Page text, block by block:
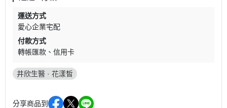
運送方式
愛心企業宅配
付款方式
轉帳匯款
信用卡
井欣生醫 · 花漾皙
分享商品到